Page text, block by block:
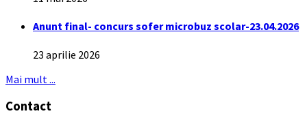
Anunt final- concurs sofer microbuz scolar-23.04.2026
23 aprilie 2026
Mai mult ...
Contact